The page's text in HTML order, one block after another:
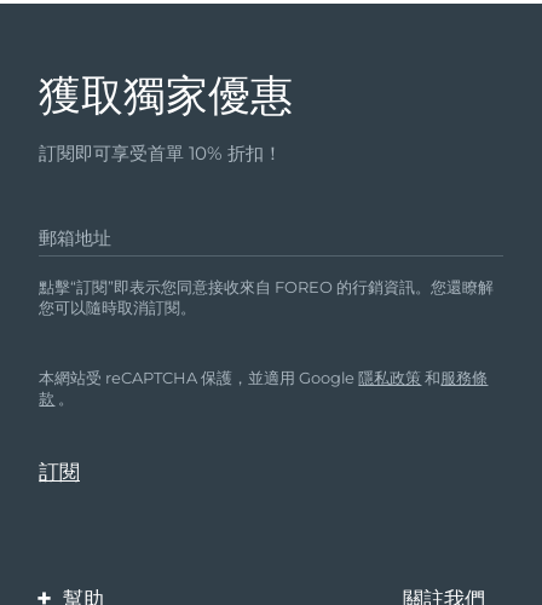
獲取獨家優惠
訂閱即可享受首單 10% 折扣！
郵箱地址
點擊“訂閱”即表示您同意接收來自 FOREO 的行銷資訊。您還瞭解
您可以隨時取消訂閱。
本網站受 reCAPTCHA 保護，並適用 Google隱私政策 和服務條
款 。
幫助 關註我們